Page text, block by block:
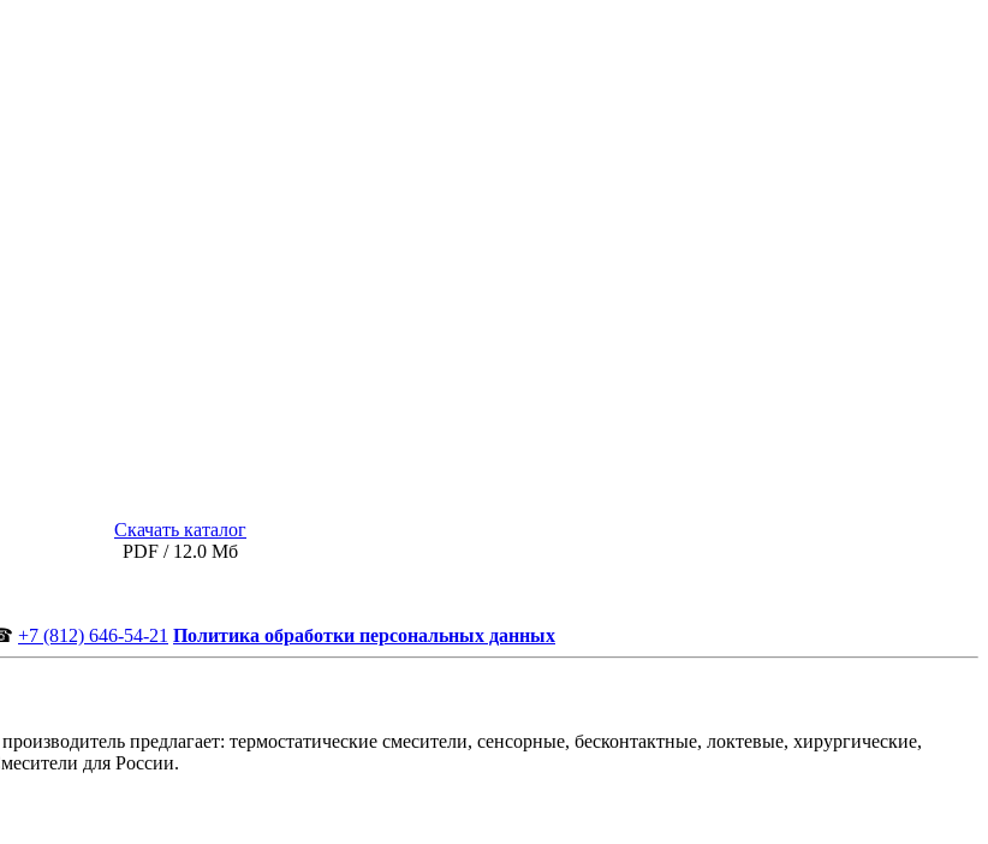
Скачать каталог
PDF / 12.0 Мб
+7 (812) 646-54-21 Политика обработки персональных данных
предлагает: термостатические смесители, сенсорные, бесконтактные, локтевые, хирургические,
для России.